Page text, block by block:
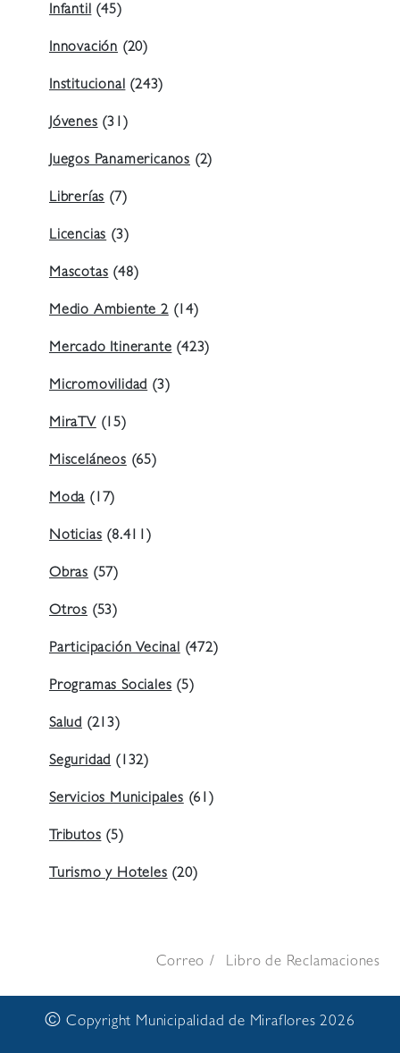
Infantil (45)
Innovación (20)
Institucional (243)
Jóvenes (31)
Juegos Panamericanos (2)
Librerías (7)
Licencias (3)
Mascotas (48)
Medio Ambiente 2(14)
Mercado Itinerante (423)
Micromovilidad (3)
MiraTV (15)
Misceláneos (65)
Moda (17)
Noticias (8.411)
Obras (57)
Otros (53)
Participación Vecinal (472)
Programas Sociales (5)
Salud (213)
Seguridad (132)
Servicios Municipales (61)
Tributos (5)
Turismo y Hoteles (20)
Correo Libro de Reclamaciones
© Copyright Municipalidad de Miraflores 2026